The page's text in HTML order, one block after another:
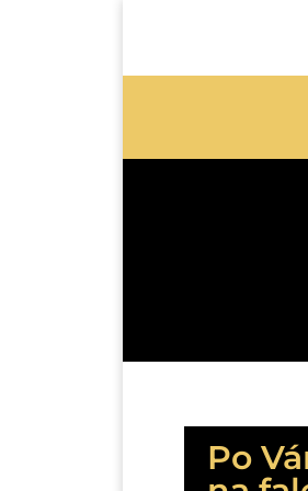
Po